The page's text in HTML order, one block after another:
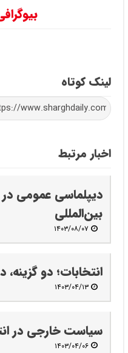
لینک کوتاه
اخبار مرتبط
دیپلماسی عمومی
بین‌المللی
۱۴۰۳/۰۸/۰۷
انتخابات؛ دو گزینه،
۱۴۰۳/۰۴/۱۳
سیاست خارجی در
۱۴۰۳/۰۴/۰۶